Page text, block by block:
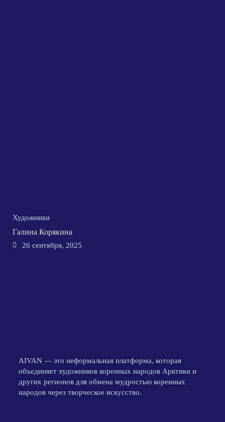
Художники
Галина Корякина
26 сентября, 2025
AIVAN — это неформальная платформа, которая
объединяет художников коренных народов Арктики и
других регионов для обмена мудростью коренных
народов через творческое искусство.